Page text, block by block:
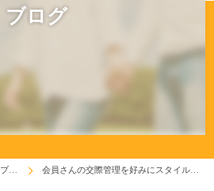
ブログ
ブログ 会員さんの交際管理を好みにスタイルに合わせています(^^♪